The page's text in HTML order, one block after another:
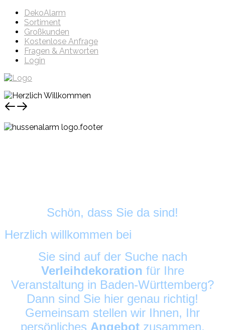
DekoAlarm
Sortiment
Großkunden
Kostenlose Anfrage
Fragen & Antworten
Login
Schön, dass Sie da sind!
Herzlich willkommen bei
Sie sind auf der Suche nach
Verleihdekoration für Ihre
Veranstaltung in Baden-Württemberg?
Dann sind Sie hier genau richtig!
Gemeinsam stellen wir Ihnen, Ihr
persönliches Angebot zusammen.